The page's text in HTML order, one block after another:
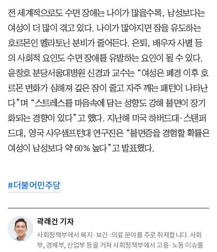
전 세계적으로도 수면 장애는 나이가 많을수록, 남성보다는
여성이 더 많이 겪고 있다. 나이가 많아지면 잠을 유도하는
호르몬인 멜라토닌 분비가 줄어든다. 은퇴, 배우자 사별 등
의 사회적 요인도 수면 장애를 유발하는 요인이 될 수 있다.
윤창호 분당서울대병원 신경과 교수는 “여성은 폐경 이후 호
르몬 변화가 심해져 깊은 잠이 줄고 자주 깨는 패턴이 나타난
다”며 “스트레스를 마음속에 담는 성향도 강해 불면이 장기
화되는 경향이 있다”고 했다. 지난해 미국 하버드대·스탠퍼
드대, 영국 사우샘프턴대 연구진은 “불면증을 경험할 확률은
여성이 남성보다 약 60% 높다”고 발표했다.
#더불어민주당
곽래건 기자
사회정책부에서 복지·보건·의료 분야를 주로 취재합니다. 사회
부, 경제부, 산업부 등을 거쳐 사회정책부에서 고용·노동 이슈를